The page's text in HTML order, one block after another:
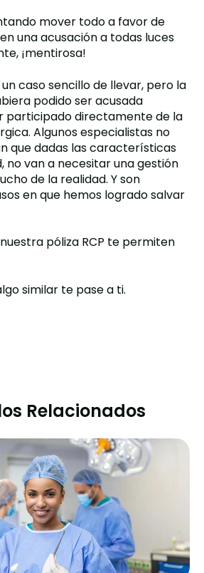
mover todo a favor de
una acusación a todas luces
¡mentirosa!
caso sencillo de llevar, pero la
podido ser acusada
participado directamente de la
Algunos especialistas no
que dadas las características
no van a necesitar una gestión
de la realidad. Y son
en que hemos logrado salvar
póliza RCP te permiten
similar te pase a ti.
Relacionados